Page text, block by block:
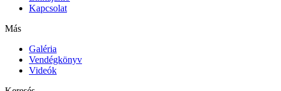
Kapcsolat
Más
Galéria
Vendégkönyv
Videók